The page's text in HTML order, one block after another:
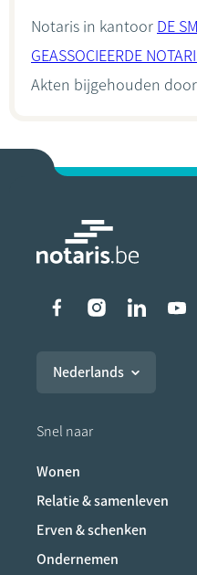
Notaris in kantoor DE
GEASSOCIEERDE
Akten bijgehouden door
Liens vers
Nederlands
Snel naar
Wonen
Relatie & samenleven
Erven & schenken
Ondernemen